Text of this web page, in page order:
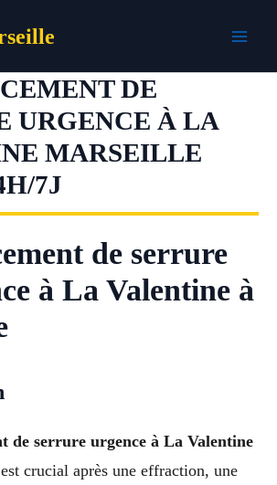
DE
URGENCE À LA
MARSEILLE
7J
de serrure
à La Valentine à
de serrure urgence à La Valentine
est crucial après une effraction, une